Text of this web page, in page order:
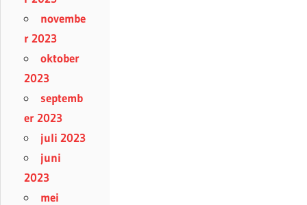
novembe
r 2023
oktober
2023
septemb
er 2023
juli 2023
juni
2023
mei